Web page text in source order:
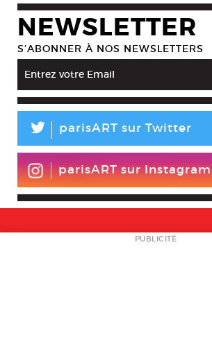
NEWSLETTER
S’ABONNER À NOS NEWSLETTERS
L parisART sur Twitter
parisART sur Instagram
NEWSLETTER
PUBLICITÉ